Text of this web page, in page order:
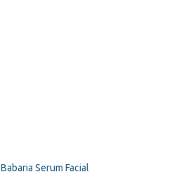
Babaria Serum Facial